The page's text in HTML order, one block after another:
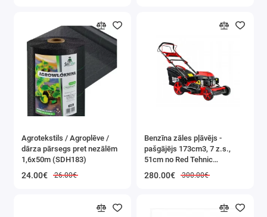
Agrotekstils / Agroplēve /
dārza pārsegs pret nezālēm
1,6x50m (SDH183)
24.00€ 26.00€
Benzīna zāles pļāvējs -
pašgājējs 173cm3, 7 z.s.,
51cm no Red Tehnic
280.00€ 300.00€